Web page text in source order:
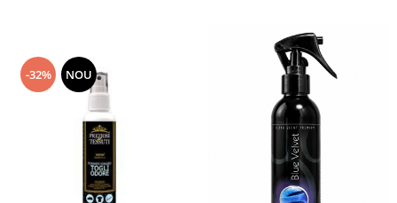
Epur
Note di Natura
Curatenie & Intretinere Exterior
Solutii curatare si intretinere
-32% NOU